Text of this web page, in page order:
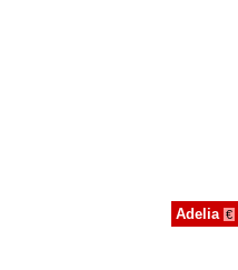
Adelia €